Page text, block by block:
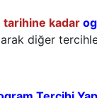
tarihine kadar
diğer